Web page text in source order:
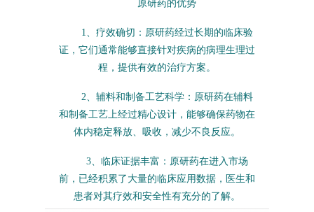
原研药的优势
1、疗效确切：原研药经过长期的临床验
证，它们通常能够直接针对疾病的病理生理过
程，提供有效的治疗方案。
2、辅料和制备工艺科学：原研药在辅料
和制备工艺上经过精心设计，能够确保药物在
体内稳定释放、吸收，减少不良反应。
3、临床证据丰富：原研药在进入市场
前，已经积累了大量的临床应用数据，医生和
患者对其疗效和安全性有充分的了解。